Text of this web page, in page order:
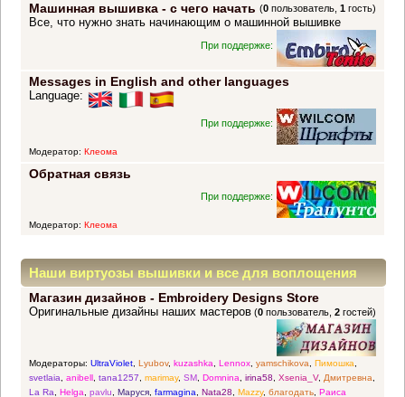
Машинная вышивка - с чего начать (0 пользователь,1 гость)
Все, что нужно знать начинающим о машинной вышивке
При поддержке:
Messages in English and other languages
Language:
При поддержке:
Модератор: Клеома
Обратная связь
При поддержке:
Модератор: Клеома
Наши виртуозы вышивки и все для воплощения
прекрасных идей
Магазин дизайнов - Embroidery Designs Store
(0 пользователь,2 гостей)
Оригинальные дизайны наших мастеров
Модераторы: UltraViolet, Lyubov, kuzashka, Lennox, yamschikova, Пимошка,
svetlaia, anibell, tana1257, marimay, SM, Domnina, irina58, Xsenia_V, Дмитревна,
La Ra, Helga, pavlu, Маруся, farmagina, Nata28, Mazzy, благодать, Раиса